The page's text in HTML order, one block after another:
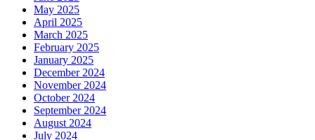
May 2025
April 2025
March 2025
February 2025
January 2025
December 2024
November 2024
October 2024
September 2024
August 2024
July 2024